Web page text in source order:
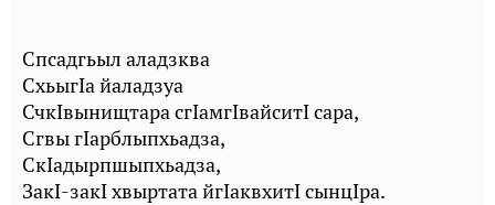
Спсадгьыл аладзква
СхьыгIа йаладзуа
СчкIвынищтара сгIамгIвайситI сара,
Сгвы гIарблыпхьадза,
СкIадырпшыпхьадза,
ЗакI-закI хвыртата йгIаквхитI сынцIра.